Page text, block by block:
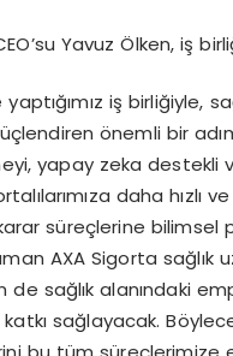
Yavuz Ölken, iş
yaptığımız iş birliğiyle,
önemli bir
yapay zeka destekli
daha
süreçlerine bilimsel
AXA Sigorta
de sağlık alanındaki
sağlayacak.